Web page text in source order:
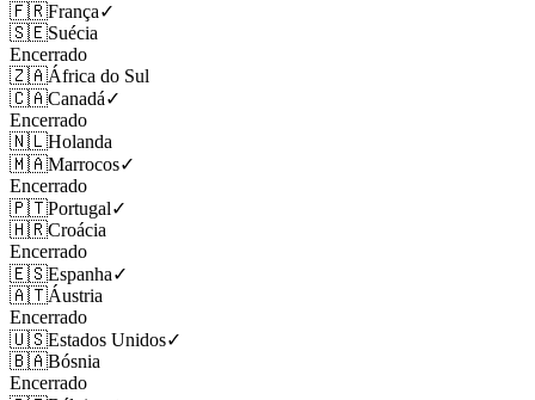
🇫🇷França✓
🇸🇪Suécia
Encerrado
🇿🇦África do Sul
🇨🇦Canadá✓
Encerrado
🇳🇱Holanda
🇲🇦Marrocos✓
Encerrado
🇵🇹Portugal✓
🇭🇷Croácia
Encerrado
🇪🇸Espanha✓
🇦🇹Áustria
Encerrado
🇺🇸Estados Unidos✓
🇧🇦Bósnia
Encerrado